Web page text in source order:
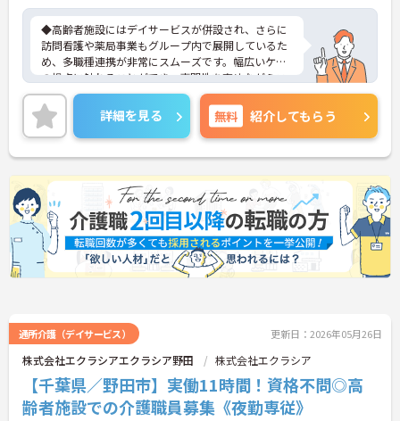
◆高齢者施設にはデイサービスが併設され、さらに
訪問看護や薬局事業もグループ内で展開しているた
め、多職種連携が非常にスムーズです。幅広いケア
の視点に触れることができ、専門性を高めながらス
キルアップできる土壌があります。
◆「学びたい」という意欲を全力で応援する職場で
す。資格取得支援制度を利用すれば、介護職員初任
者研修や実務者研修などの費用を会社負担で取得可
能です。資格を取得するごとにしっかりと給与に反
映（昇給）されるのも魅力です。
◆施設ごとの課題を話し合う「スタッフミーティン
グ」や、利用者様へのケアを考える「ケースカンフ
ァレンス」を実施しています。新人・ベテランに関
係なく意見交換を行い、みんなで解決策を考えるフ
ラットな関係性です。また、虐待防止研修などを通
じて「良いケア・悪いケア」の線引きを明確にし、
詳細を見る 無料 紹介してもらう
通所介護（デイサービス） 更新日：2026年05月26日
株式会社エクラシアエクラシア野田 株式会社エクラシア
【千葉県／野田市】実働11時間！資格不問◎高
齢者施設での介護職員募集《夜勤専従》